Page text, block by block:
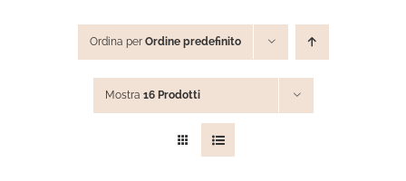
EXPERIENCE
BLOG
Ordina per Ordine predefinito
Mostra 16 Prodotti